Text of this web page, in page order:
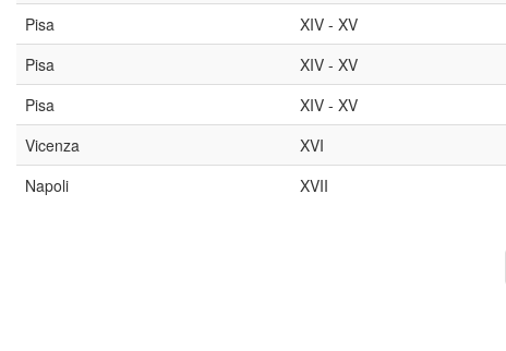
Pisa XIV - XV
Pisa XIV - XV
Pisa XIV - XV
Vicenza XVI
Napoli XVII